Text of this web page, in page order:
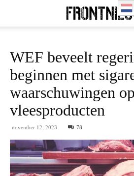
WEF beveelt
beginnen met
waarschuwingen op
vleesproducten
november 12, 2023 78